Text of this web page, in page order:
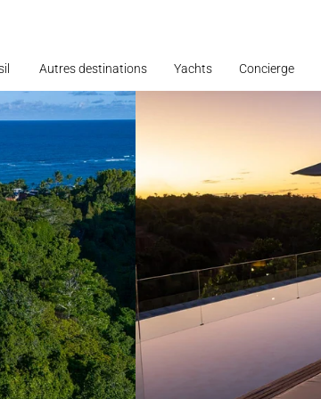
Autres destinations Yachts Concierge